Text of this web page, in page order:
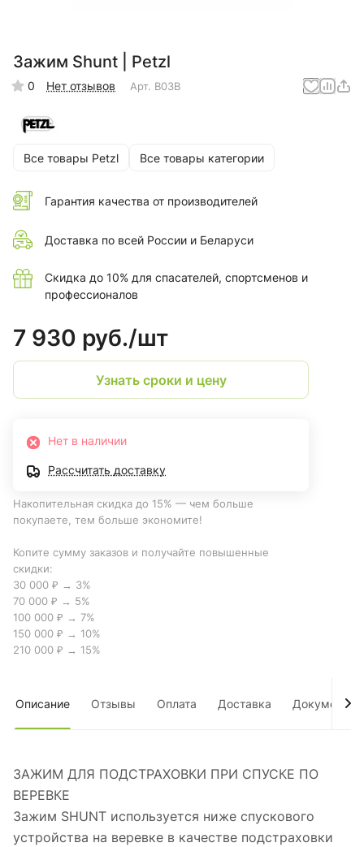
Зажим Shunt | Petzl
0 Нет отзывов Арт. B03B
Все товары Petzl Все товары категории
Гарантия качества от производителей
Доставка по всей России и Беларуси
Скидка до 10% для спасателей, спортсменов и
профессионалов
7 930 руб./шт
Узнать сроки и цену
Нет в наличии
Рассчитать доставку
Накопительная скидка до 15% — чем больше
покупаете, тем больше экономите!
Копите сумму заказов и получайте повышенные
скидки:
30 000 ₽ → 3%
70 000 ₽ → 5%
100 000 ₽ → 7%
150 000 ₽ → 10%
210 000 ₽ → 15%
Описание Отзывы Оплата Доставка Документы
ЗАЖИМ ДЛЯ ПОДСТРАХОВКИ ПРИ СПУСКЕ ПО
ВЕРЕВКЕ
Зажим SHUNT используется ниже спускового
устройства на веревке в качестве подстраховки